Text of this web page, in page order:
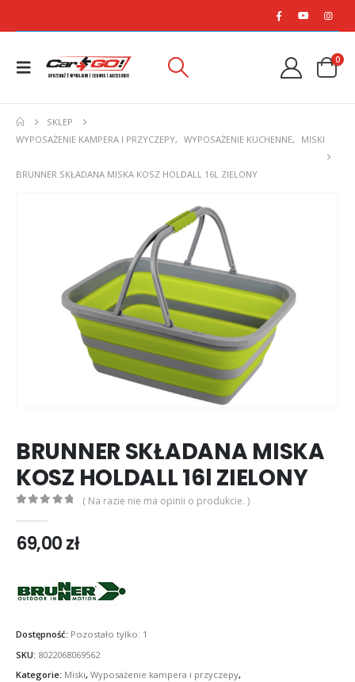
0
SKLEP
WYPOSAŻENIE KAMPERA I PRZYCZEPY, WYPOSAŻENIE KUCHENNE, MISKI
BRUNNER SKŁADANA MISKA KOSZ HOLDALL 16L ZIELONY
BRUNNER SKŁADANA MISKA
KOSZ HOLDALL 16l ZIELONY
( Na razie nie ma opinii o produkcie. )
69,00zł
Dostępność: Pozostało tylko: 1
SKU: 8022068069562
Kategorie: Miski, Wyposażenie kampera i przyczepy,